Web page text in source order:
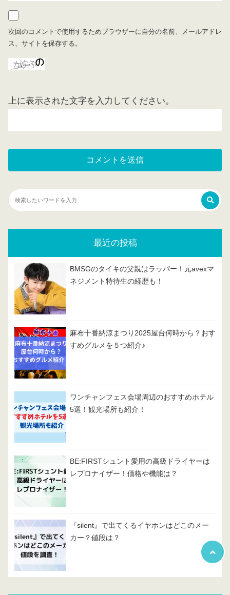
次回のコメントで使用するためブラウザーに自分の名前、メールアドレ
ス、サイトを保存する。
上に表示された文字を入力してください。
最近の投稿
BMSGのタイキの父親はラッパー！元avexマ
ネジメント特待生の経歴も！
麻布十番納涼まつり2025屋台何時から？おす
すめグルメを５つ紹介♪
ワンチャンフェス会場周辺のおすすめホテル
5選！観光場所も紹介！
BE:FIRSTシュント愛用の高級ドライヤーは
レプロナイザー！価格や機能は？
『silent』で出てくるイヤホンはどこのメー
カー？値段は？